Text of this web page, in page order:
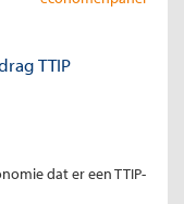
TTIP
dat er een TTIP-